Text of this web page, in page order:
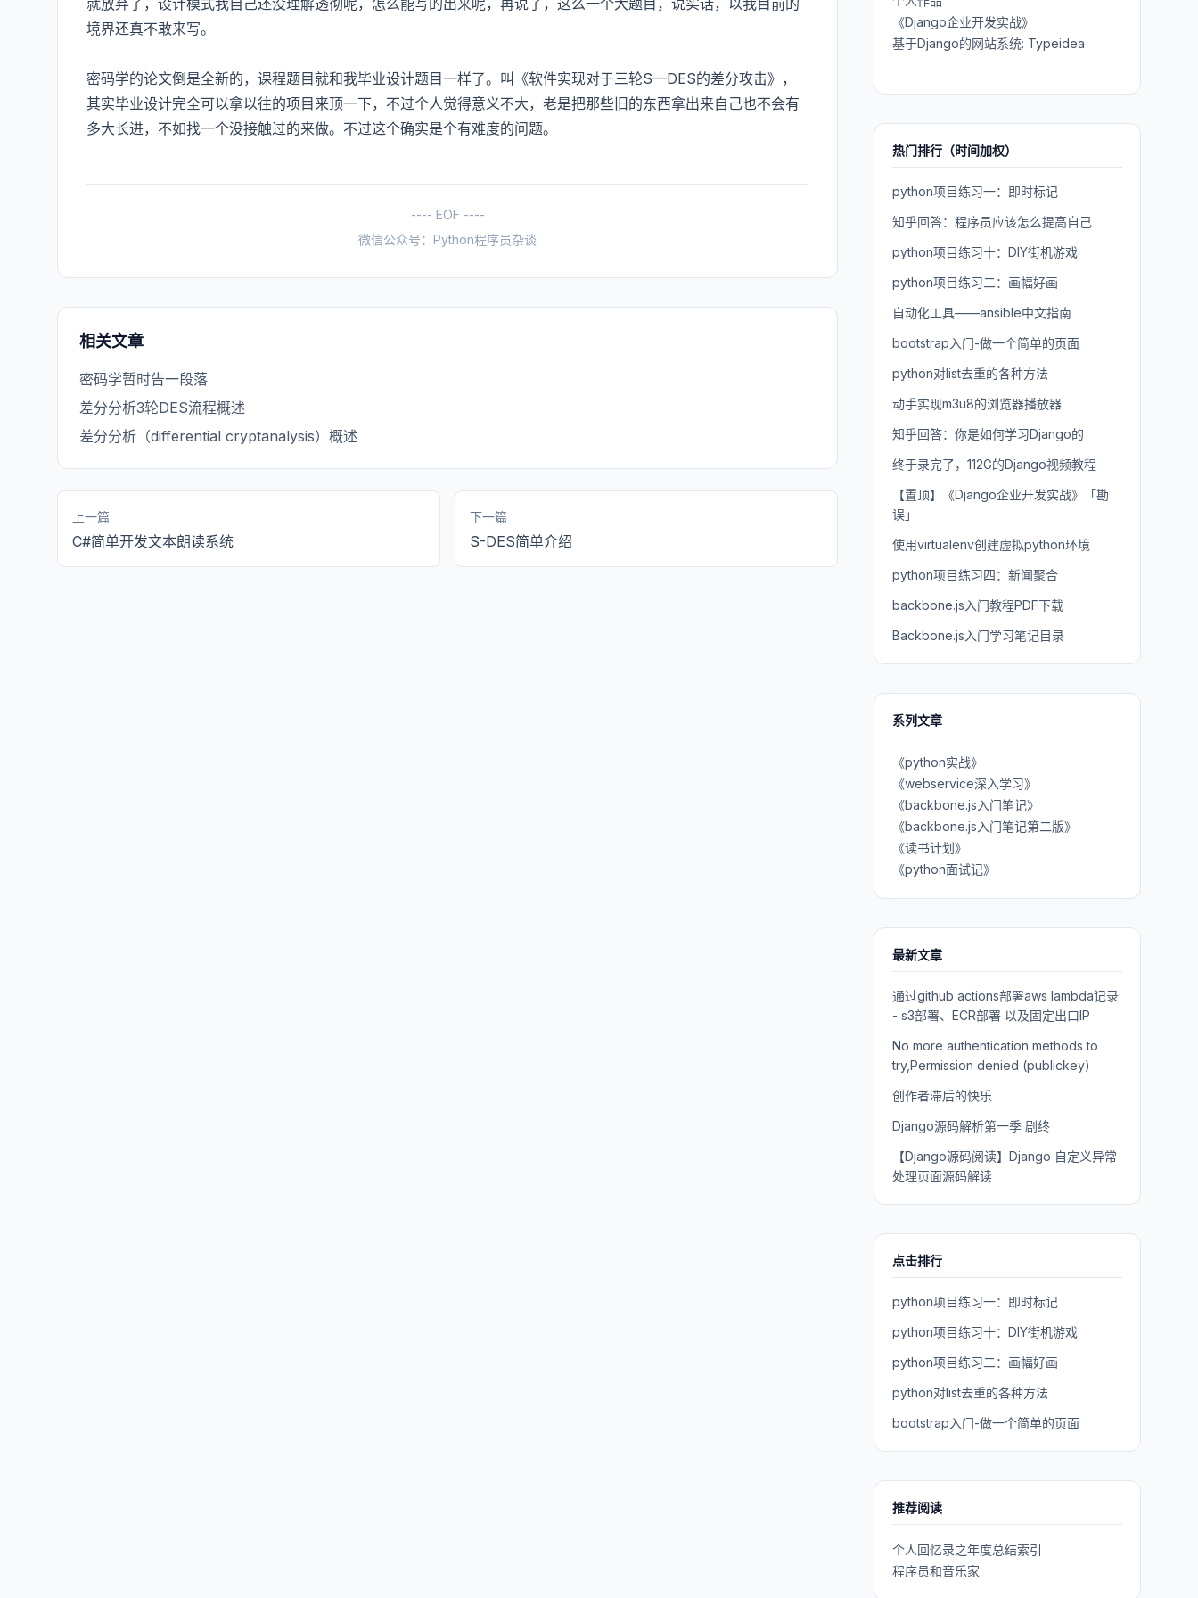
就放弃了，设计模式我自己还没理解透彻呢，怎么能写的出来呢，再说了，这么一个大题目，说实话，以我目前的
境界还真不敢来写。
密码学的论文倒是全新的，课程题目就和我毕业设计题目一样了。叫《软件实现对于三轮S—DES的差分攻击》，
其实毕业设计完全可以拿以往的项目来顶一下，不过个人觉得意义不大，老是把那些旧的东西拿出来自己也不会有
多大长进，不如找一个没接触过的来做。不过这个确实是个有难度的问题。
---- EOF ----
微信公众号：Python程序员杂谈
相关文章
密码学暂时告一段落
差分分析3轮DES流程概述
差分分析（differential cryptanalysis）概述
上一篇
C#简单开发文本朗读系统
下一篇
S-DES简单介绍
《Django企业开发实战》
基于Django的网站系统: Typeidea
热门排行（时间加权）
python项目练习一：即时标记
知乎回答：程序员应该怎么提高自己
python项目练习十：DIY街机游戏
python项目练习二：画幅好画
自动化工具——ansible中文指南
bootstrap入门-做一个简单的页面
python对list去重的各种方法
动手实现m3u8的浏览器播放器
知乎回答：你是如何学习Django的
终于录完了，112G的Django视频教程
【置顶】《Django企业开发实战》「勘
误」
使用virtualenv创建虚拟python环境
python项目练习四：新闻聚合
backbone.js入门教程PDF下载
Backbone.js入门学习笔记目录
系列文章
《python实战》
《webservice深入学习》
《backbone.js入门笔记》
《backbone.js入门笔记第二版》
《读书计划》
《python面试记》
最新文章
通过github actions部署aws lambda记录
- s3部署、ECR部署 以及固定出口IP
No more authentication methods to
try,Permission denied (publickey)
创作者滞后的快乐
Django源码解析第一季 剧终
【Django源码阅读】Django 自定义异常
处理页面源码解读
点击排行
python项目练习一：即时标记
python项目练习十：DIY街机游戏
python项目练习二：画幅好画
python对list去重的各种方法
bootstrap入门-做一个简单的页面
推荐阅读
个人回忆录之年度总结索引
程序员和音乐家